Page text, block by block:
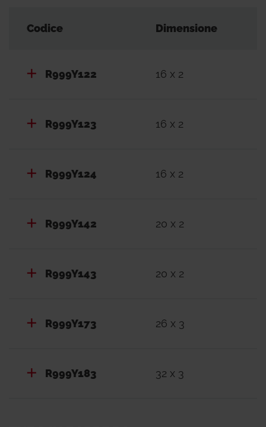
Codice Dimensione
R999Y122 16 x 2
R999Y123 16 x 2
R999Y124 16 x 2
R999Y142 20 x 2
R999Y143 20 x 2
R999Y173 26 x 3
R999Y183 32 x 3